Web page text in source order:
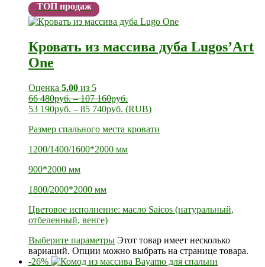
ТОП продаж
Кровать из массива дуба Lugos’Art
One
Оценка 5.00 из 5
66 480руб.–107 160руб.
53 190руб. – 85 740руб. (RUB)
Размер спального места кровати
1200/1400/1600*2000 мм
900*2000 мм
1800/2000*2000 мм
Цветовое исполнение: масло Saicos (натуральный,
отбеленный, венге)
Выберите параметры Этот товар имеет несколько
вариаций. Опции можно выбрать на странице товара.
-26%